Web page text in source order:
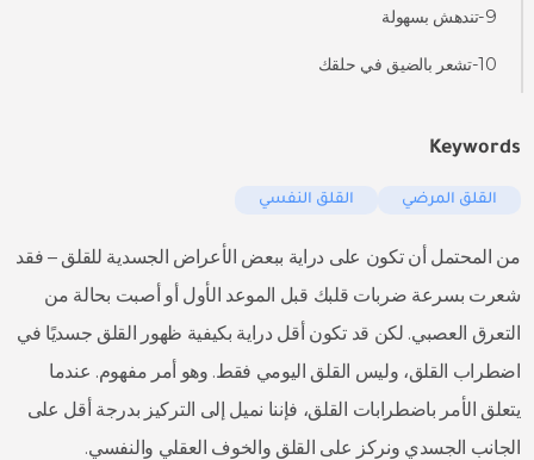
9-تندهش بسهولة
10-تشعر بالضيق في حلقك
Keywords
القلق المرضي القلق النفسي
من المحتمل أن تكون على دراية ببعض الأعراض الجسدية للقلق – فقد
شعرت بسرعة ضربات قلبك قبل الموعد الأول أو أصبت بحالة من
التعرق العصبي. لكن قد تكون أقل دراية بكيفية ظهور القلق جسديًا في
اضطراب القلق، وليس القلق اليومي فقط. وهو أمر مفهوم. عندما
يتعلق الأمر باضطرابات القلق، فإننا نميل إلى التركيز بدرجة أقل على
الجانب الجسدي ونركز على القلق والخوف العقلي والنفسي.